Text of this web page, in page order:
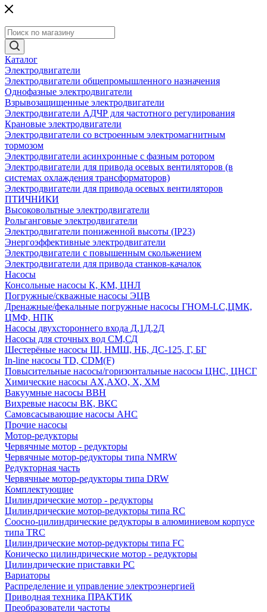
Каталог
Электродвигатели
Электродвигатели общепромышленного назначения
Однофазные электродвигатели
Взрывозащищенные электродвигатели
Электродвигатели АДЧР для частотного регулирования
Крановые электродвигатели
Электродвигатели со встроенным электромагнитным
тормозом
Электродвигатели асинхронные с фазным ротором
Электродвигатели для привода осевых вентиляторов (в
системах охлаждения трансформаторов)
Электродвигатели для привода осевых вентиляторов
ПТИЧНИКИ
Высоковольтные электродвигатели
Рольганговые электродвигатели
Электродвигатели пониженной высоты (IP23)
Энергоэффективные электродвигатели
Электродвигатели с повышенным скольжением
Электродвигатели для привода станков-качалок
Насосы
Консольные насосы К, КМ, ЦНЛ
Погружные/скважные насосы ЭЦВ
Дренажные/фекальные погружные насосы ГНОМ-LC,ЦМК,
ЦМФ, НПК
Насосы двухстороннего входа Д,1Д,2Д
Насосы для сточных вод СМ,СД
Шестерёные насосы Ш, НМШ, НБ, ДС-125, Г, БГ
In-line насосы TD, CDM(F)
Повысительные насосы/горизонтальные насосы ЦНС, ЦНСГ
Химические насосы АХ,АХО, Х, ХМ
Вакуумные насосы ВВН
Вихревые насосы ВК, ВКС
Самовсасывающие насосы АНС
Прочие насосы
Мотор-редукторы
Червячные мотор - редукторы
Червячные мотор-редукторы типа NMRW
Редукторная часть
Червячные мотор-редукторы типа DRW
Комплектующие
Цилиндрические мотор - редукторы
Цилиндрические мотор-редукторы типа RC
Соосно-цилиндрические редукторы в алюминиевом корпусе
типа TRC
Цилиндрические мотор-редукторы типа FC
Коническо цилиндрические мотор - редукторы
Цилиндрические приставки PC
Вариаторы
Распределение и управление электроэнергией
Приводная техника ПРАКТИК
Преобразователи частоты